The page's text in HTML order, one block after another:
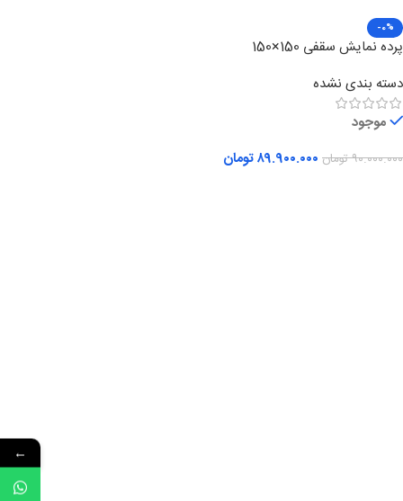
-0%
پرده نمایش سقفی 150×150
دسته بندی نشده
موجود
۹۰.۰۰۰.۰۰۰تومان ۸۹.۹۰۰.۰۰۰تومان
←